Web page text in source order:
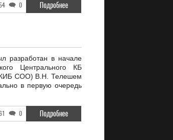
0 Подробнее
разработан в начале
Центрального КБ
СОО) В.Н. Телешем
в первую очередь
0 Подробнее